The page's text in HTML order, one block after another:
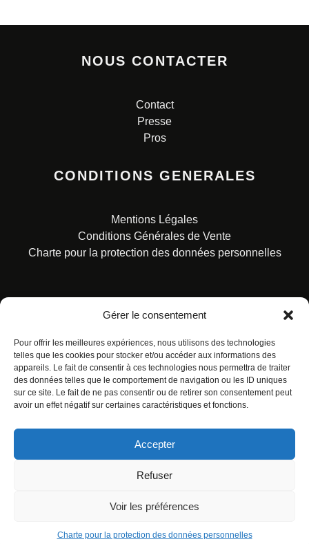
Gérer le consentement
Pour offrir les meilleures expériences, nous utilisons des technologies
telles que les cookies pour stocker et/ou accéder aux informations des
appareils. Le fait de consentir à ces technologies nous permettra de traiter
des données telles que le comportement de navigation ou les ID uniques
sur ce site. Le fait de ne pas consentir ou de retirer son consentement peut
avoir un effet négatif sur certaines caractéristiques et fonctions.
Accepter
Refuser
Voir les préférences
Charte pour la protection des données personnelles
NOUS CONTACTER
Contact
Presse
Pros
CONDITIONS GENERALES
Mentions Légales
Conditions Générales de Vente
Charte pour la protection des données personnelles
© ALL RIGHTS RESERVED. URBAN COMICS POUR LES
ÉDITIONS FRANÇAISES.